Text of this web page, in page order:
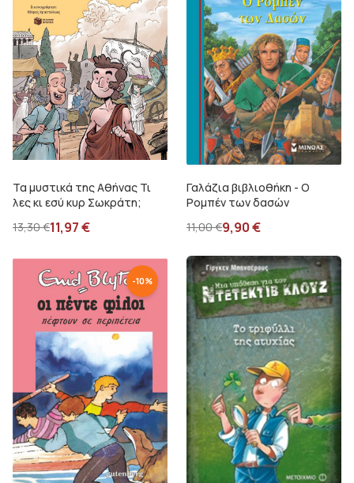
Τα μυστικά της Αθήνας Τι
λες κι εσύ κυρ Σωκράτη;
13,30€11,97€
Γαλάζια βιβλιοθήκη - Ο
Ρομπέν των δασών
11,00€9,90€
-10%